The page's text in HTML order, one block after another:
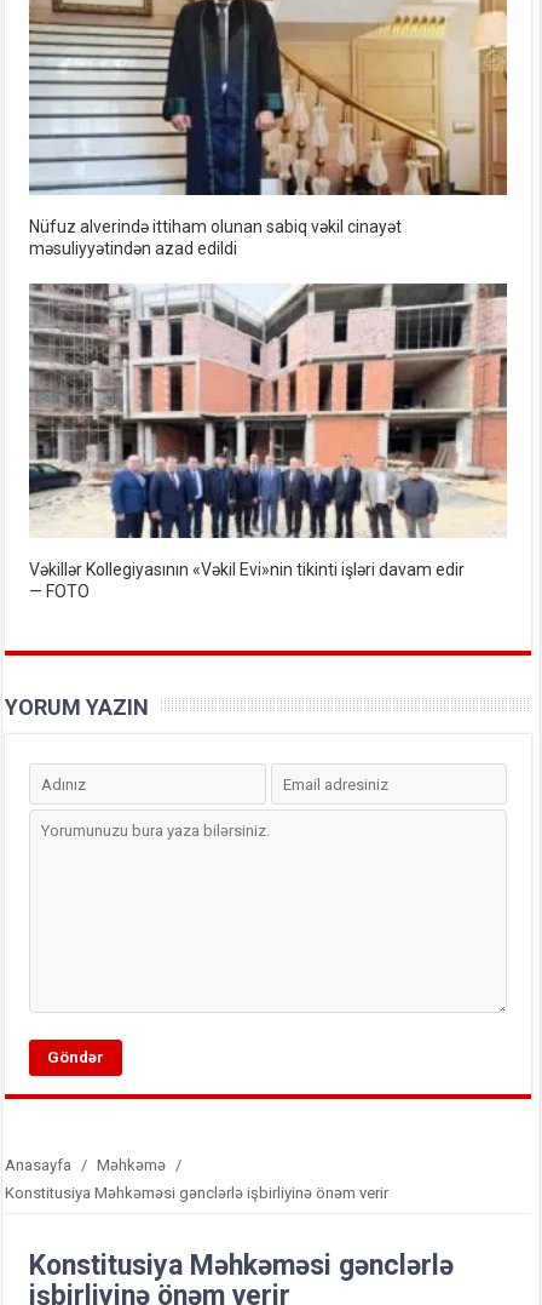
Nüfuz alverində ittiham olunan sabiq vəkil cinayət
məsuliyyətindən azad edildi
Vəkillər Kollegiyasının «Vəkil Evi»nin tikinti işləri davam edir
— FOTO
YORUM YAZIN
Anasayfa / Məhkəmə /
Konstitusiya Məhkəməsi gənclərlə işbirliyinə önəm verir
Konstitusiya Məhkəməsi gənclərlə
işbirliyinə önəm verir